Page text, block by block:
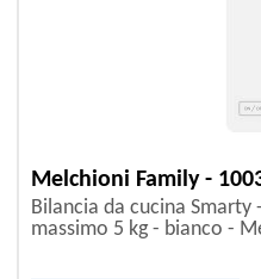
Melchioni Family -
Bilancia da cucina
massimo 5 kg - bianco -